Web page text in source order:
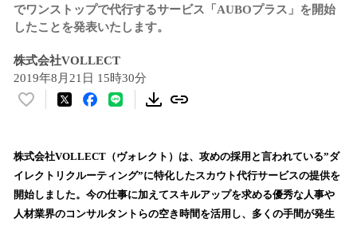
でワンストップで代行するサービス「AUBOプラス」を開始
したことを発表いたします。
株式会社VOLLECT
2019年8月21日 15時30分
い
！
数
を
読
株式会社VOLLECT（ヴォレクト）は、攻めの採用と言われている”ダ
イレクトリクルーティング”に特化したスカウト代行サービスの提供を
開始しました。今の仕事に加えてスキルアップを求める優秀な人事や
人材業界のコンサルタントらの空き時間を活用し、多くの手間が発生